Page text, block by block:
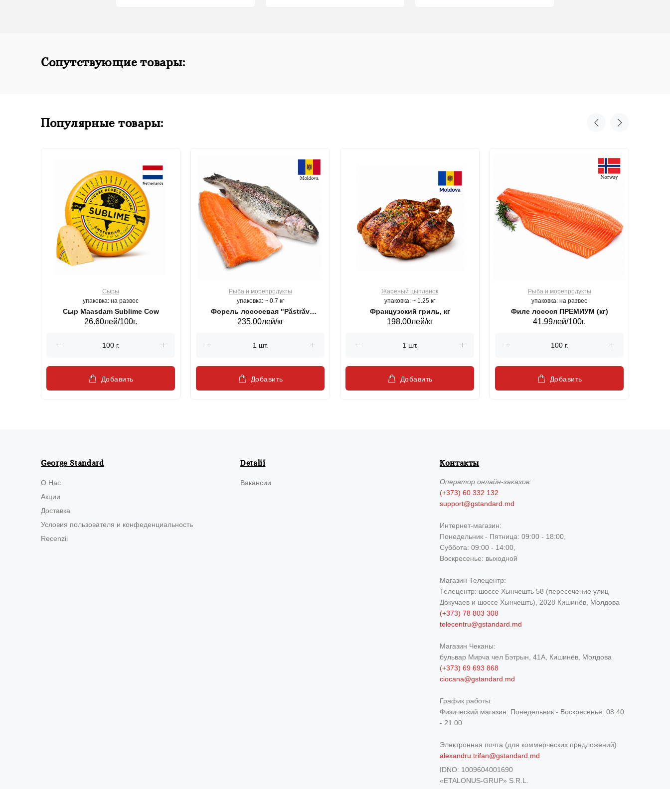
Сопутствующие товары:
Популярные товары:
Сыры
упаковка: на развес
Сыр Maasdam Sublime Cow
26.60лей/100г.
Добавить
Рыба и морепродукты
упаковка: ~ 0.7 кг
Форель лососевая "Păstrăv
Moldovenesc"
235.00лей/кг
Добавить
Жареный цыпленок
упаковка: ~ 1.25 кг
Французский гриль, кг
198.00лей/кг
Добавить
Рыба и морепродукты
упаковка: на развес
Филе лосося ПРЕМИУМ (кг)
41.99лей/100г.
Добавить
George Standard
О Нас
Акции
Доставка
Условия пользователя и конфеденциальность
Recenzii
Detalii
Вакансии
Контакты
Операторонлайн-заказов:
(+373) 60 332 132
support@gstandard.md
Интернет-магазин:
Понедельник - Пятница: 09:00 - 18:00,
Суббота: 09:00 - 14:00,
Воскресенье: выходной
Магазин Телецентр:
Телецентр: шоссе Хынчешть 58 (пересечение улиц
Докучаев и шоссе Хынчешть), 2028 Кишинёв, Молдова
(+373) 78 803 308
telecentru@gstandard.md
Магазин Чеканы:
бульвар Мирча чел Бэтрын, 41A, Кишинёв, Молдова
(+373) 69 693 868
ciocana@gstandard.md
График работы:
Физический магазин: Понедельник - Воскресенье: 08:40
- 21:00
Электронная почта (для коммерческих предложений):
alexandru.trifan@gstandard.md
IDNO: 1009604001690
«ETALONUS-GRUP» S.R.L.